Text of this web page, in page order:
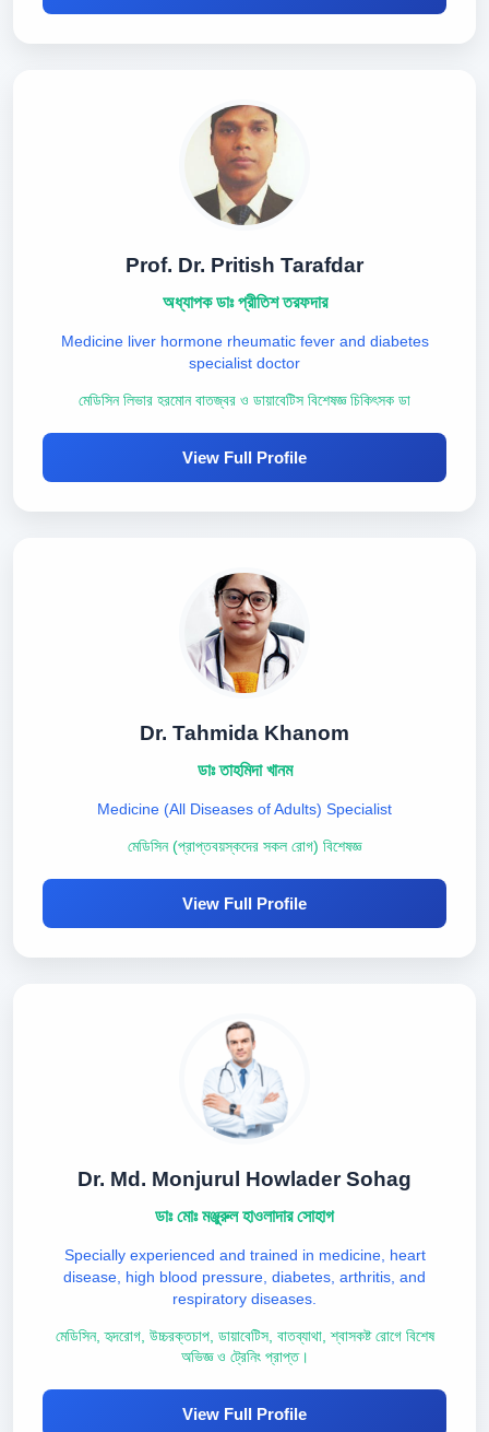
Prof. Dr. Pritish Tarafdar
অধ্যাপক ডাঃ প্রীতিশ তরফদার
Medicine liver hormone rheumatic fever and diabetes
specialist doctor
মেডিসিন লিভার হরমোন বাতজ্বর ও ডায়াবেটিস বিশেষজ্ঞ চিকিৎসক ডা
View Full Profile
Dr. Tahmida Khanom
ডাঃ তাহমিদা খানম
Medicine (All Diseases of Adults) Specialist
মেডিসিন (প্রাপ্তবয়স্কদের সকল রোগ) বিশেষজ্ঞ
View Full Profile
Dr. Md. Monjurul Howlader Sohag
ডাঃ মোঃ মঞ্জুরুল হাওলাদার সোহাগ
Specially experienced and trained in medicine, heart
disease, high blood pressure, diabetes, arthritis, and
respiratory diseases.
মেডিসিন, হৃদরোগ, উচ্চরক্তচাপ, ডায়াবেটিস, বাতব্যাথা, শ্বাসকষ্ট রোগে বিশেষ
অভিজ্ঞ ও ট্রেনিং প্রাপ্ত।
View Full Profile